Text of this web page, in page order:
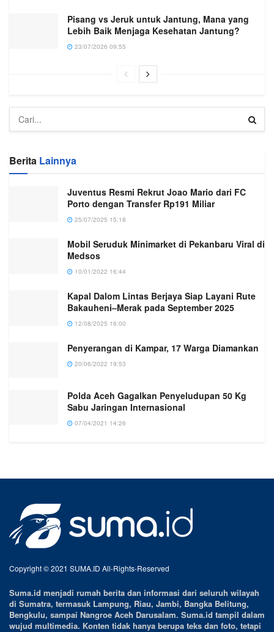
Pisang vs Jeruk untuk Jantung, Mana yang
Lebih Baik Menjaga Kesehatan Jantung?
23/07/2026 09:55
Berita Lainnya
Juventus Resmi Rekrut Joao Mario dari FC
Porto dengan Transfer Rp191 Miliar
25/07/2025 15:18
Mobil Seruduk Minimarket di Pekanbaru Viral di
Medsos
10/01/2022 16:44
Kapal Dalom Lintas Berjaya Siap Layani Rute
Bakauheni–Merak pada September 2025
12/08/2025 16:00
Penyerangan di Kampar, 17 Warga Diamankan
20/06/2022 19:53
Polda Aceh Gagalkan Penyeludupan 50 Kg
Sabu Jaringan Internasional
07/04/2021 14:26
Copyright © 2021 SUMA.ID All-Rights-Reserved
Suma.id menjadi rumah berita dan informasi dari seluruh wilayah
di Sumatra, termasuk Lampung, Riau, Jambi, Bangka Belitung,
Bengkulu, sampai Nangroe Aceh Darusalam. Suma.id tampil dalam
wujud multimedia. Konten tidak hanya berupa teks dan foto, tetapi